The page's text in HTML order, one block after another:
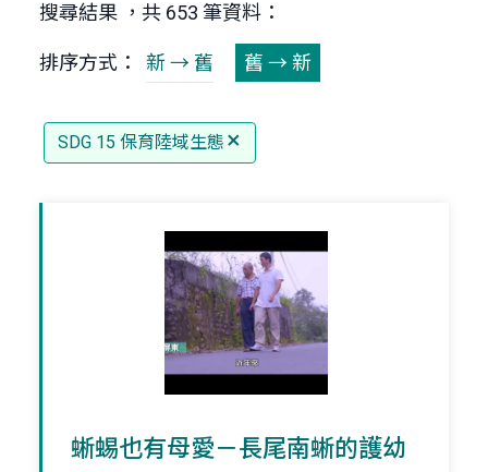
搜尋結果 ，共 653 筆資料：
排序方式： 新 → 舊 舊 → 新
SDG 15 保育陸域生態
蜥蜴也有母愛－長尾南蜥的護幼